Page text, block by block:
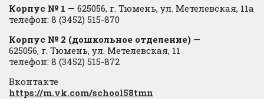
Корпус № 1 — 625056, г. Тюмень, ул. Метелевская, 11а
телефон: 8 (3452) 515-870
Корпус № 2 (дошкольное отделение) —
625056, г. Тюмень, ул. Метелевская, 11
телефон: 8 (3452) 515-872
Вконтакте
https://m.vk.com/school58tmn